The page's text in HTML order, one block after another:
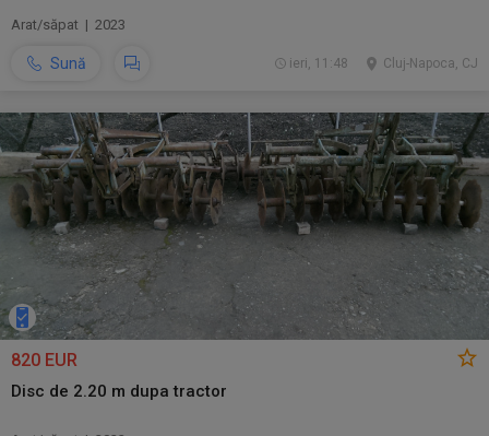
Arat/săpat | 2023
Sună Cluj-Napoca, CJ
ieri, 11:48
820 EUR
Disc de 2.20 m dupa tractor